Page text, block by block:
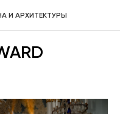
И АРХИТЕКТУРЫ